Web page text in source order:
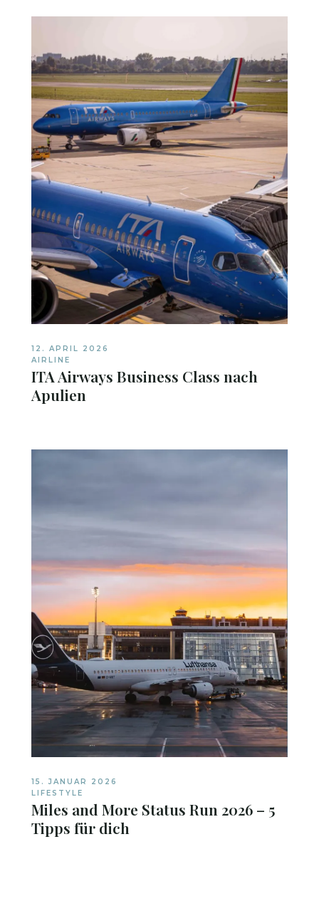
12. APRIL 2026
AIRLINE
ITA Airways Business Class nach
Apulien
15. JANUAR 2026
LIFESTYLE
Miles and More Status Run 2026 – 5
Tipps für dich